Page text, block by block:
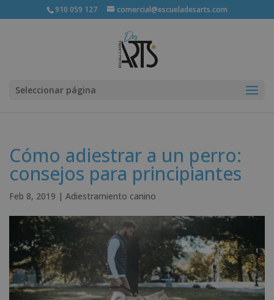
910 059 127 comercial@escueladesarts.com
Seleccionar página
Cómo adiestrar a un perro:
consejos para principiantes
Feb 8, 2019 | Adiestramiento canino